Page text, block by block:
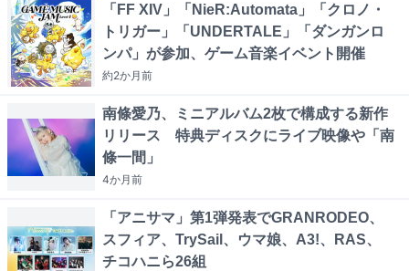
「FF XIV」「NieR:Automata」「クロノ・
トリガー」「UNDERTALE」「ダンガンロ
ンパ」が参加、ゲーム音楽イベント開催
約2か月前
南條愛乃、ミニアルバム2枚で構成する新作
リリース 特典ディスクにライブ映像や「南
條一間」
4か月前
「アニサマ」第1弾発表でGRANRODEO、
スフィア、TrySail、ウマ娘、A3!、RAS、
チコハニら26組